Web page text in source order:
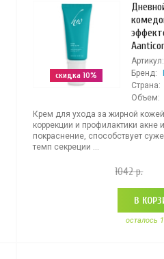
скидка 10%
Артикул:
Бренд:
Страна:
Объем:
Крем для ухода за жирной
коррекции и профилактики
покраснение, способствует
темп секреции ...
1042р.
В
осталось